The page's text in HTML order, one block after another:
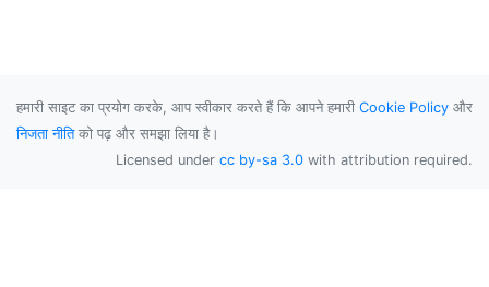
हमारी साइट का प्रयोग करके, आप स्वीकार करते हैं कि आपने हमारी Cookie Policy और
निजता नीतिको पढ़ और समझा लिया है।
Licensed under cc by-sa 3.0 with attribution required.